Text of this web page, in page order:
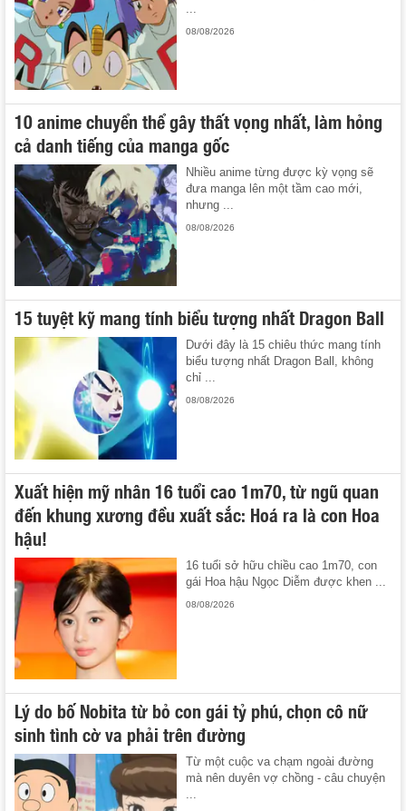
08/08/2026
10 anime chuyển thể gây thất vọng nhất, làm hỏng
cả danh tiếng của manga gốc
Nhiều anime từng được kỳ vọng sẽ
đưa manga lên một tầm cao mới,
nhưng ...
08/08/2026
15 tuyệt kỹ mang tính biểu tượng nhất Dragon Ball
Dưới đây là 15 chiêu thức mang tính
biểu tượng nhất Dragon Ball, không
chỉ ...
08/08/2026
Xuất hiện mỹ nhân 16 tuổi cao 1m70, từ ngũ quan
đến khung xương đều xuất sắc: Hoá ra là con Hoa
hậu!
16 tuổi sở hữu chiều cao 1m70, con
gái Hoa hậu Ngọc Diễm được khen ...
08/08/2026
Lý do bố Nobita từ bỏ con gái tỷ phú, chọn cô nữ
sinh tình cờ va phải trên đường
Từ một cuộc va chạm ngoài đường
mà nên duyên vợ chồng - câu chuyện
...